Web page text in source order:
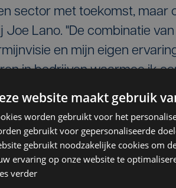
sector met toekomst, maar
Joe Lano. "De combinatie
en mijn eigen
in bedrijven waarmee ik
CEO en ook zijn dochters
hun intrede in het bedrijf.
bredere strategie om de
in de internationale
website maakt gebruik
worden gebruikt voor het
gebruikt voor gepersonaliseerde
gebruikt noodzakelijke cookies om
ervaring op onze website te
verder